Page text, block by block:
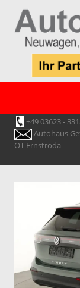
+49 03623 -
Autohaus
OT Ernstroda